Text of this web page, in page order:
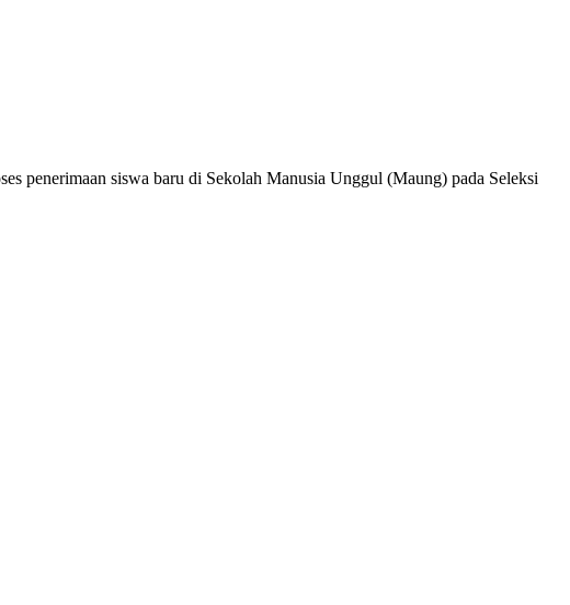
penerimaan siswa baru di Sekolah Manusia Unggul (Maung) pada Seleksi